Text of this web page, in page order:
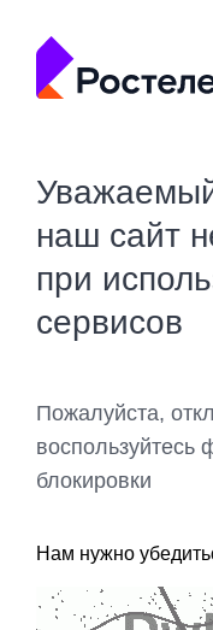
наш сайт
при
сервисов
Пожалуйста,
блокировки
Нам нужно